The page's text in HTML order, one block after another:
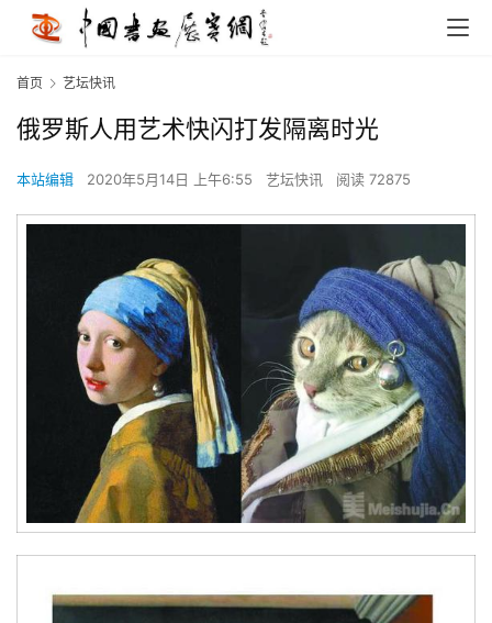
首页 艺坛快讯
俄罗斯人用艺术快闪打发隔离时光
本站编辑 2020年5月14日 上午6:55 艺坛快讯 阅读 72875